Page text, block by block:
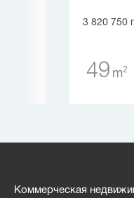
3 820 750
49 m2
Коммерческая